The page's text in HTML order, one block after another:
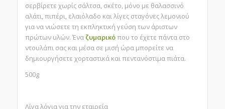
σερβίρετε χωρίς σάλτσα, σκέτο, μόνο με θαλασσινό
αλάτι, πιπέρι, ελαιόλαδο και λίγες σταγόνες λεμονιού
για να νιώσετε τη εκπληκτική γεύση των άριστων
πρώτων υλών. Ένα ζυμαρικόπου το έχετε πάντα στο
ντουλάπι σας και μέσα σε μισή ώρα μπορείτε να
δημιουργήσετε χορταστικά και πεντανόστιμα πιάτα.
500g
Λίγα λόγια για την εταιρεία